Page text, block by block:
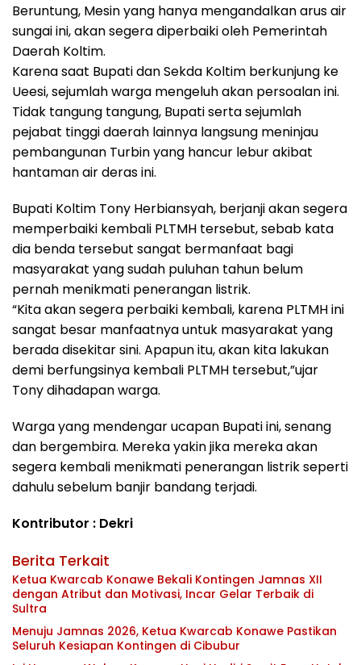
Beruntung, Mesin yang hanya mengandalkan arus air
sungai ini, akan segera diperbaiki oleh Pemerintah
Daerah Koltim.
Karena saat Bupati dan Sekda Koltim berkunjung ke
Ueesi, sejumlah warga mengeluh akan persoalan ini.
Tidak tangung tangung, Bupati serta sejumlah
pejabat tinggi daerah lainnya langsung meninjau
pembangunan Turbin yang hancur lebur akibat
hantaman air deras ini.
Bupati Koltim Tony Herbiansyah, berjanji akan segera
memperbaiki kembali PLTMH tersebut, sebab kata
dia benda tersebut sangat bermanfaat bagi
masyarakat yang sudah puluhan tahun belum
pernah menikmati penerangan listrik.
“Kita akan segera perbaiki kembali, karena PLTMH ini
sangat besar manfaatnya untuk masyarakat yang
berada disekitar sini. Apapun itu, akan kita lakukan
demi berfungsinya kembali PLTMH tersebut,”ujar
Tony dihadapan warga.
Warga yang mendengar ucapan Bupati ini, senang
dan bergembira. Mereka yakin jika mereka akan
segera kembali menikmati penerangan listrik seperti
dahulu sebelum banjir bandang terjadi.
Kontributor : Dekri
Berita Terkait
Ketua Kwarcab Konawe Bekali Kontingen Jamnas XII
dengan Atribut dan Motivasi, Incar Gelar Terbaik di
Sultra
Menuju Jamnas 2026, Ketua Kwarcab Konawe Pastikan
Seluruh Kesiapan Kontingen di Cibubur